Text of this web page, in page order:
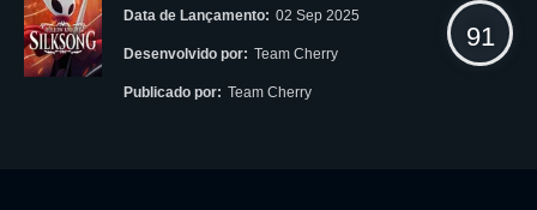
Data de Lançamento: 02 Sep 2025
Desenvolvido por: Team Cherry
Publicado por: Team Cherry
91